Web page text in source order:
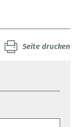
Seite drucken